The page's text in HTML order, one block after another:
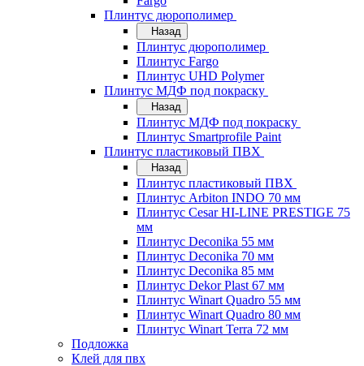
Плинтус дюрополимер
Назад
Плинтус дюрополимер
Плинтус Fargo
Плинтус UHD Polymer
Плинтус МДФ под покраску
Назад
Плинтус МДФ под покраску
Плинтус Smartprofile Paint
Плинтус пластиковый ПВХ
Назад
Плинтус пластиковый ПВХ
Плинтус Arbiton INDO 70 мм
Плинтус Cesar HI-LINE PRESTIGE 75
мм
Плинтус Deconika 55 мм
Плинтус Deconika 70 мм
Плинтус Deconika 85 мм
Плинтус Dekor Plast 67 мм
Плинтус Winart Quadro 55 мм
Плинтус Winart Quadro 80 мм
Плинтус Winart Terra 72 мм
Подложка
Клей для пвх